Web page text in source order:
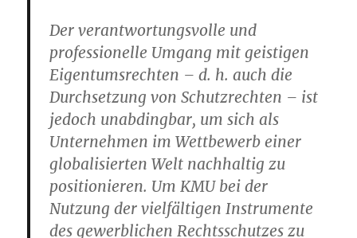
Der verantwortungsvolle und
professionelle Umgang mit geistigen
Eigentumsrechten – d. h. auch die
Durchsetzung von Schutzrechten – ist
jedoch unabdingbar, um sich als
Unternehmen im Wettbewerb einer
globalisierten Welt nachhaltig zu
positionieren. Um KMU bei der
Nutzung der vielfältigen Instrumente
des gewerblichen Rechtsschutzes zu